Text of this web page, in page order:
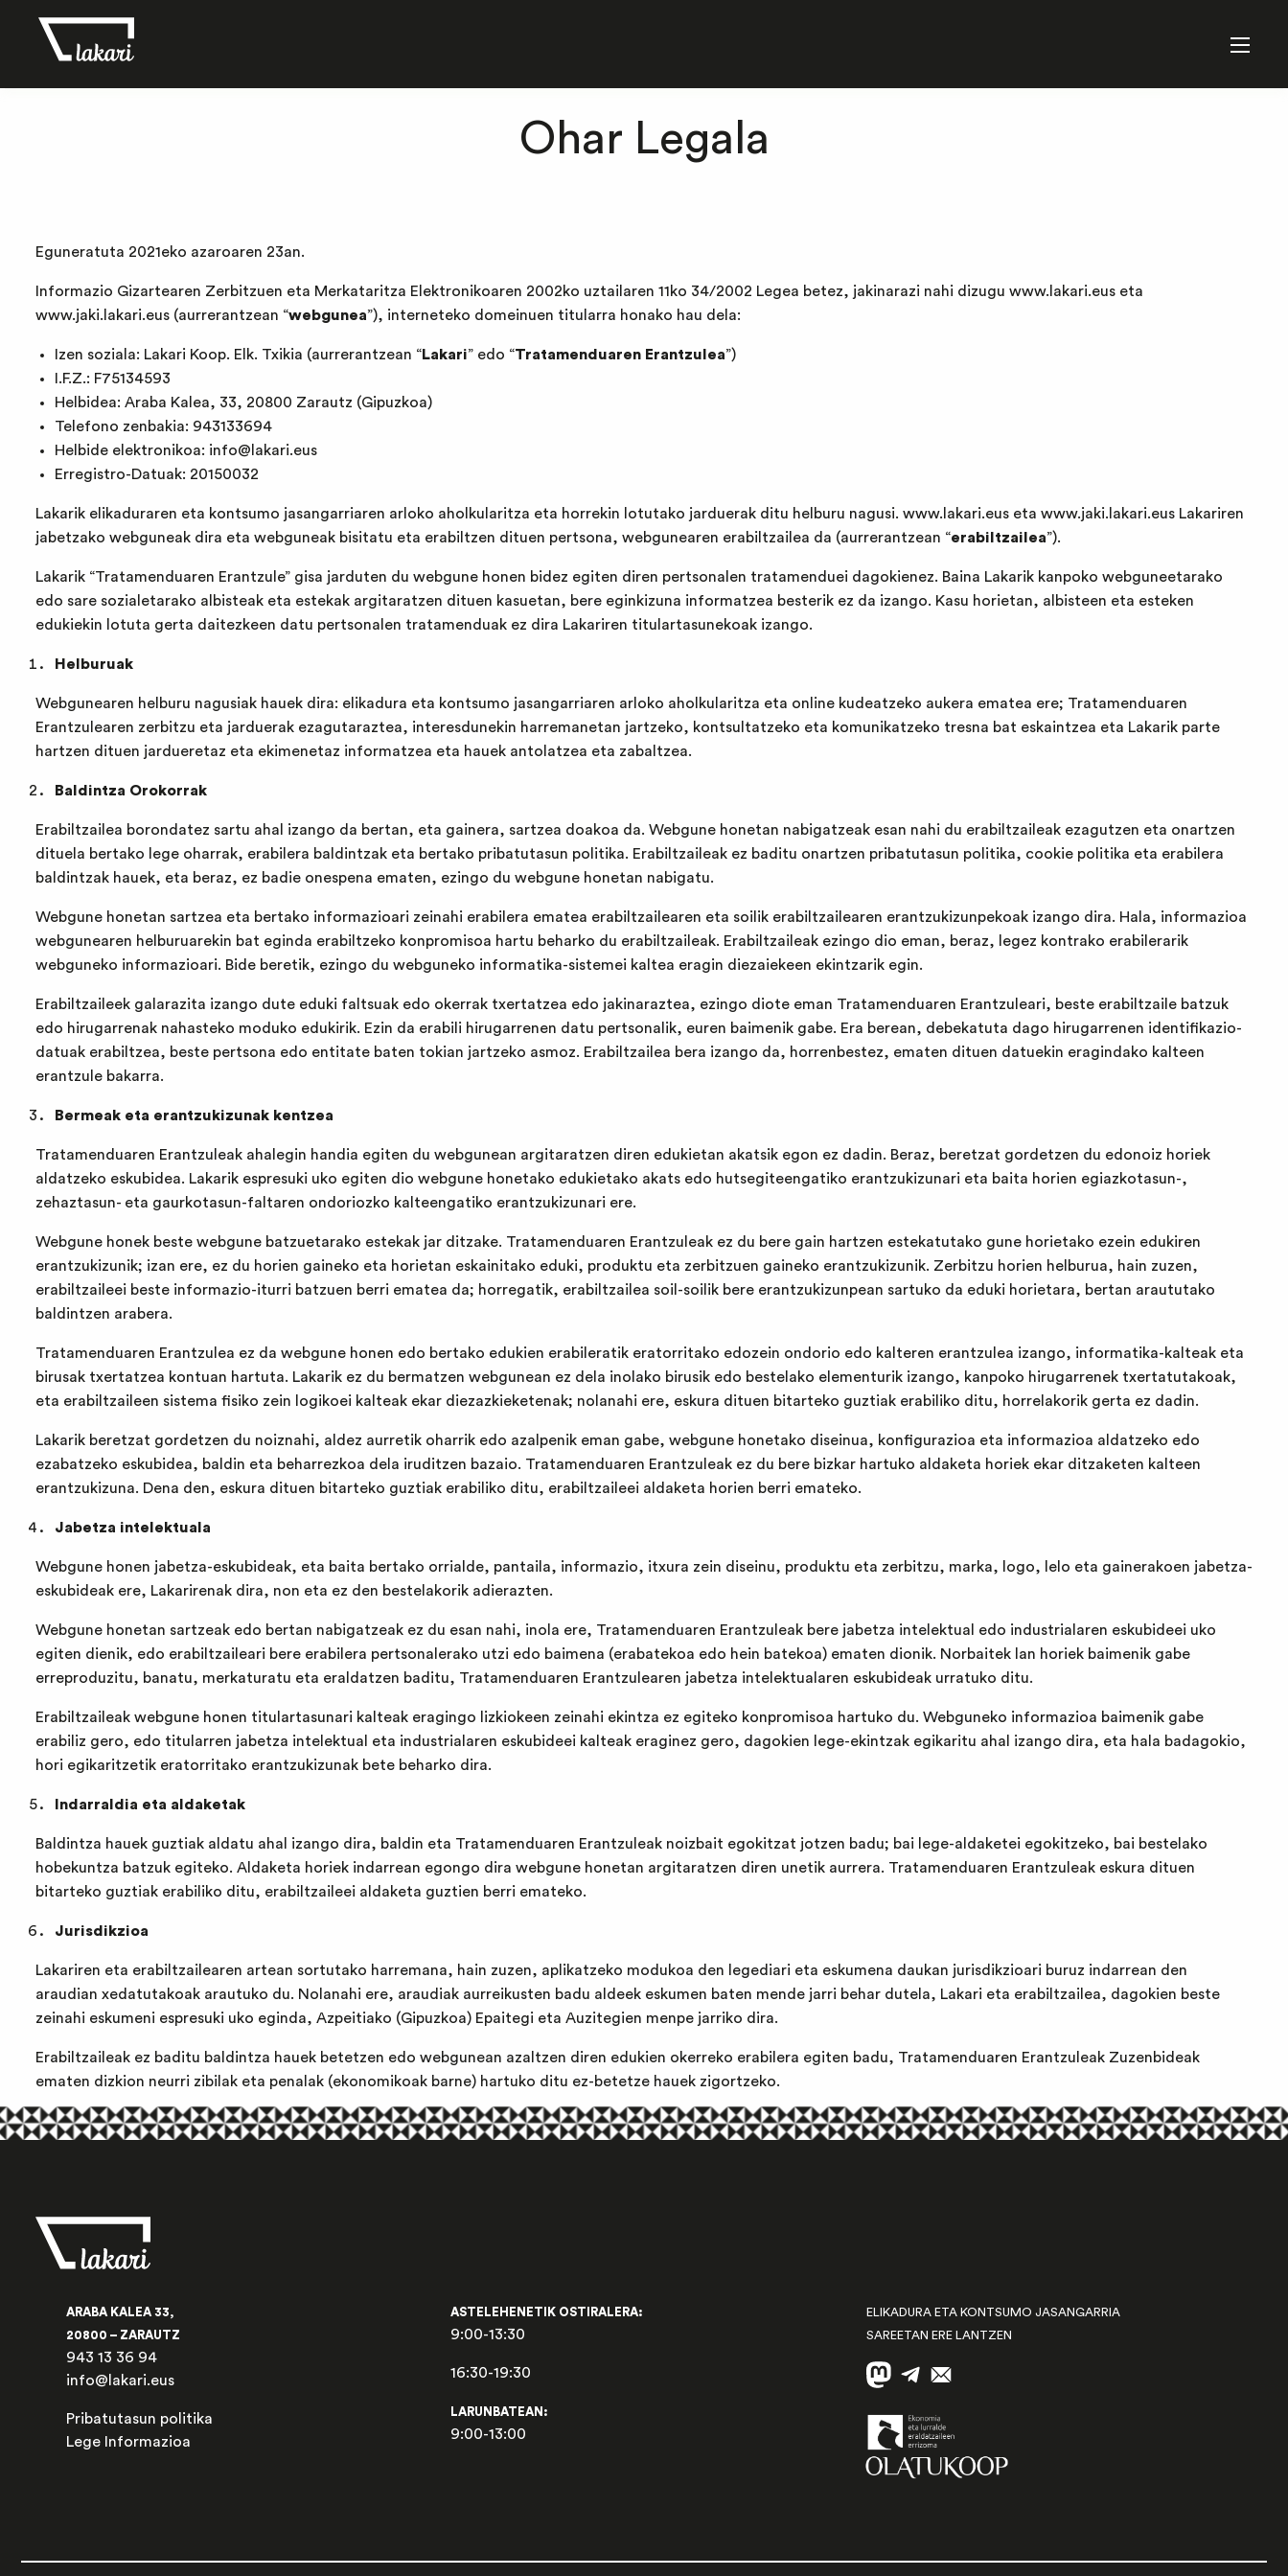
Ohar Legala
Eguneratuta 2021eko azaroaren 23an.
Informazio Gizartearen Zerbitzuen eta Merkataritza Elektronikoaren 2002ko uztailaren 11ko 34/2002 Legea betez, jakinarazi nahi dizugu www.lakari.eus eta
www.jaki.lakari.eus (aurrerantzean “webgunea”), interneteko domeinuen titularra honako hau dela:
Izen soziala: Lakari Koop. Elk. Txikia (aurrerantzean “Lakari” edo “Tratamenduaren Erantzulea”)
I.F.Z.: F75134593
Helbidea: Araba Kalea, 33, 20800 Zarautz (Gipuzkoa)
Telefono zenbakia: 943133694
Helbide elektronikoa: info@lakari.eus
Erregistro-Datuak: 20150032
Lakarik elikaduraren eta kontsumo jasangarriaren arloko aholkularitza eta horrekin lotutako jarduerak ditu helburu nagusi. www.lakari.eus eta www.jaki.lakari.eus Lakariren
jabetzako webguneak dira eta webguneak bisitatu eta erabiltzen dituen pertsona, webgunearen erabiltzailea da (aurrerantzean “erabiltzailea”).
Lakarik “Tratamenduaren Erantzule” gisa jarduten du webgune honen bidez egiten diren pertsonalen tratamenduei dagokienez. Baina Lakarik kanpoko webguneetarako
edo sare sozialetarako albisteak eta estekak argitaratzen dituen kasuetan, bere eginkizuna informatzea besterik ez da izango. Kasu horietan, albisteen eta esteken
edukiekin lotuta gerta daitezkeen datu pertsonalen tratamenduak ez dira Lakariren titulartasunekoak izango.
Helburuak
Webgunearen helburu nagusiak hauek dira: elikadura eta kontsumo jasangarriaren arloko aholkularitza eta online kudeatzeko aukera ematea ere; Tratamenduaren
Erantzulearen zerbitzu eta jarduerak ezagutaraztea, interesdunekin harremanetan jartzeko, kontsultatzeko eta komunikatzeko tresna bat eskaintzea eta Lakarik parte
hartzen dituen jardueretaz eta ekimenetaz informatzea eta hauek antolatzea eta zabaltzea.
Baldintza Orokorrak
Erabiltzailea borondatez sartu ahal izango da bertan, eta gainera, sartzea doakoa da. Webgune honetan nabigatzeak esan nahi du erabiltzaileak ezagutzen eta onartzen
dituela bertako lege oharrak, erabilera baldintzak eta bertako pribatutasun politika. Erabiltzaileak ez baditu onartzen pribatutasun politika, cookie politika eta erabilera
baldintzak hauek, eta beraz, ez badie onespena ematen, ezingo du webgune honetan nabigatu.
Webgune honetan sartzea eta bertako informazioari zeinahi erabilera ematea erabiltzailearen eta soilik erabiltzailearen erantzukizunpekoak izango dira. Hala, informazioa
webgunearen helburuarekin bat eginda erabiltzeko konpromisoa hartu beharko du erabiltzaileak. Erabiltzaileak ezingo dio eman, beraz, legez kontrako erabilerarik
webguneko informazioari. Bide beretik, ezingo du webguneko informatika-sistemei kaltea eragin diezaiekeen ekintzarik egin.
Erabiltzaileek galarazita izango dute eduki faltsuak edo okerrak txertatzea edo jakinaraztea, ezingo diote eman Tratamenduaren Erantzuleari, beste erabiltzaile batzuk
edo hirugarrenak nahasteko moduko edukirik. Ezin da erabili hirugarrenen datu pertsonalik, euren baimenik gabe. Era berean, debekatuta dago hirugarrenen identifikazio-
datuak erabiltzea, beste pertsona edo entitate baten tokian jartzeko asmoz. Erabiltzailea bera izango da, horrenbestez, ematen dituen datuekin eragindako kalteen
erantzule bakarra.
Bermeak eta erantzukizunak kentzea
Tratamenduaren Erantzuleak ahalegin handia egiten du webgunean argitaratzen diren edukietan akatsik egon ez dadin. Beraz, beretzat gordetzen du edonoiz horiek
aldatzeko eskubidea. Lakarik espresuki uko egiten dio webgune honetako edukietako akats edo hutsegiteengatiko erantzukizunari eta baita horien egiazkotasun-,
zehaztasun- eta gaurkotasun-faltaren ondoriozko kalteengatiko erantzukizunari ere.
Webgune honek beste webgune batzuetarako estekak jar ditzake. Tratamenduaren Erantzuleak ez du bere gain hartzen estekatutako gune horietako ezein edukiren
erantzukizunik; izan ere, ez du horien gaineko eta horietan eskainitako eduki, produktu eta zerbitzuen gaineko erantzukizunik. Zerbitzu horien helburua, hain zuzen,
erabiltzaileei beste informazio-iturri batzuen berri ematea da; horregatik, erabiltzailea soil-soilik bere erantzukizunpean sartuko da eduki horietara, bertan araututako
baldintzen arabera.
Tratamenduaren Erantzulea ez da webgune honen edo bertako edukien erabileratik eratorritako edozein ondorio edo kalteren erantzulea izango, informatika-kalteak eta
birusak txertatzea kontuan hartuta. Lakarik ez du bermatzen webgunean ez dela inolako birusik edo bestelako elementurik izango, kanpoko hirugarrenek txertatutakoak,
eta erabiltzaileen sistema fisiko zein logikoei kalteak ekar diezazkieketenak; nolanahi ere, eskura dituen bitarteko guztiak erabiliko ditu, horrelakorik gerta ez dadin.
Lakarik beretzat gordetzen du noiznahi, aldez aurretik oharrik edo azalpenik eman gabe, webgune honetako diseinua, konfigurazioa eta informazioa aldatzeko edo
ezabatzeko eskubidea, baldin eta beharrezkoa dela iruditzen bazaio. Tratamenduaren Erantzuleak ez du bere bizkar hartuko aldaketa horiek ekar ditzaketen kalteen
erantzukizuna. Dena den, eskura dituen bitarteko guztiak erabiliko ditu, erabiltzaileei aldaketa horien berri emateko.
Jabetza intelektuala
Webgune honen jabetza-eskubideak, eta baita bertako orrialde, pantaila, informazio, itxura zein diseinu, produktu eta zerbitzu, marka, logo, lelo eta gainerakoen jabetza-
eskubideak ere, Lakarirenak dira, non eta ez den bestelakorik adierazten.
Webgune honetan sartzeak edo bertan nabigatzeak ez du esan nahi, inola ere, Tratamenduaren Erantzuleak bere jabetza intelektual edo industrialaren eskubideei uko
egiten dienik, edo erabiltzaileari bere erabilera pertsonalerako utzi edo baimena (erabatekoa edo hein batekoa) ematen dionik. Norbaitek lan horiek baimenik gabe
erreproduzitu, banatu, merkaturatu eta eraldatzen baditu, Tratamenduaren Erantzulearen jabetza intelektualaren eskubideak urratuko ditu.
Erabiltzaileak webgune honen titulartasunari kalteak eragingo lizkiokeen zeinahi ekintza ez egiteko konpromisoa hartuko du. Webguneko informazioa baimenik gabe
erabiliz gero, edo titularren jabetza intelektual eta industrialaren eskubideei kalteak eraginez gero, dagokien lege-ekintzak egikaritu ahal izango dira, eta hala badagokio,
hori egikaritzetik eratorritako erantzukizunak bete beharko dira.
Indarraldia eta aldaketak
Baldintza hauek guztiak aldatu ahal izango dira, baldin eta Tratamenduaren Erantzuleak noizbait egokitzat jotzen badu; bai lege-aldaketei egokitzeko, bai bestelako
hobekuntza batzuk egiteko. Aldaketa horiek indarrean egongo dira webgune honetan argitaratzen diren unetik aurrera. Tratamenduaren Erantzuleak eskura dituen
bitarteko guztiak erabiliko ditu, erabiltzaileei aldaketa guztien berri emateko.
Jurisdikzioa
Lakariren eta erabiltzailearen artean sortutako harremana, hain zuzen, aplikatzeko modukoa den legediari eta eskumena daukan jurisdikzioari buruz indarrean den
araudian xedatutakoak arautuko du. Nolanahi ere, araudiak aurreikusten badu aldeek eskumen baten mende jarri behar dutela, Lakari eta erabiltzailea, dagokien beste
zeinahi eskumeni espresuki uko eginda, Azpeitiako (Gipuzkoa) Epaitegi eta Auzitegien menpe jarriko dira.
Erabiltzaileak ez baditu baldintza hauek betetzen edo webgunean azaltzen diren edukien okerreko erabilera egiten badu, Tratamenduaren Erantzuleak Zuzenbideak
ematen dizkion neurri zibilak eta penalak (ekonomikoak barne) hartuko ditu ez-betetze hauek zigortzeko.
ARABA KALEA 33,
20800 – ZARAUTZ
943 13 36 94
info@lakari.eus
Pribatutasun politika
Lege Informazioa
ASTELEHENETIK OSTIRALERA:
9:00-13:30
16:30-19:30
LARUNBATEAN:
9:00-13:00
ELIKADURA ETA KONTSUMO JASANGARRIA
SAREETAN ERE LANTZEN